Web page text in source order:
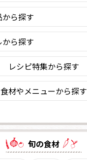
レシピ特集から探す
食材やメニューから探す
旬の⾷材